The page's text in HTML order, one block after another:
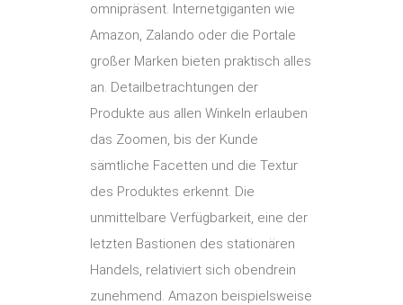
omnipräsent. Internetgiganten wie
Amazon, Zalando oder die Portale
großer Marken bieten praktisch alles
an. Detailbetrachtungen der
Produkte aus allen Winkeln erlauben
das Zoomen, bis der Kunde
sämtliche Facetten und die Textur
des Produktes erkennt. Die
unmittelbare Verfügbarkeit, eine der
letzten Bastionen des stationären
Handels, relativiert sich obendrein
zunehmend. Amazon beispielsweise